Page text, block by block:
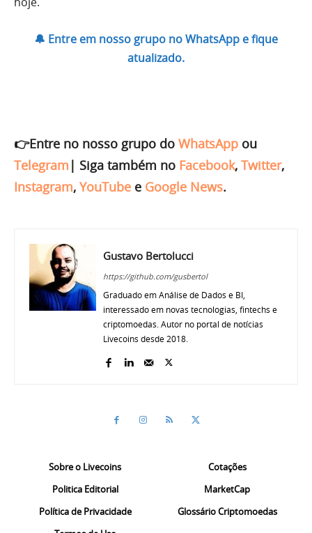
🔔 Entre em nosso grupo no WhatsApp e fique
atualizado.
👉Entre no nosso grupo do WhatsApp ou
Telegram | Siga também no Facebook, Twitter,
Instagram, YouTube e Google News.
Gustavo Bertolucci
https://github.com/gusbertol
Graduado em Análise de Dados e BI,
interessado em novas tecnologias, fintechs e
criptomoedas. Autor no portal de notícias
Livecoins desde 2018.
Sobre o Livecoins
Politica Editorial
Política de Privacidade
Cotações
MarketCap
Glossário Criptomoedas